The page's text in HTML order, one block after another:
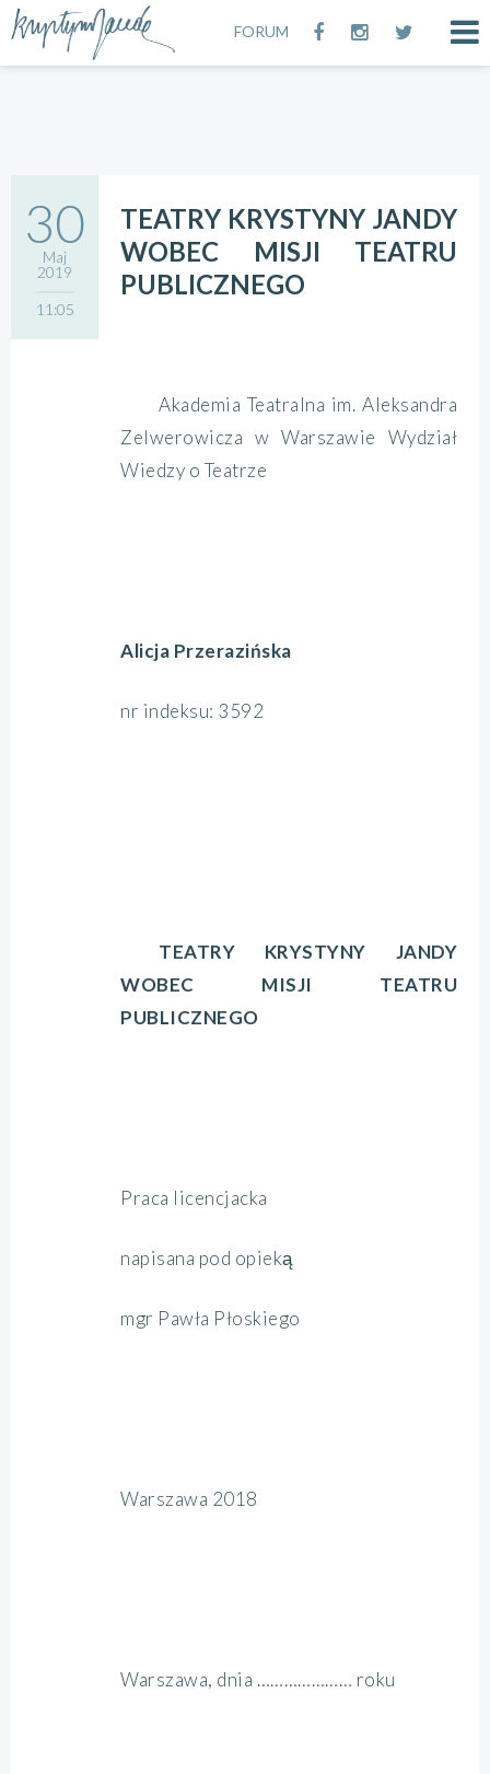
FORUM
30
Maj
2019
11:05
TEATRY KRYSTYNY JANDY
WOBEC MISJI TEATRU
PUBLICZNEGO
Akademia Teatralna im. Aleksandra
Zelwerowicza w Warszawie Wydział
Wiedzy o Teatrze
Alicja Przerazińska
nr indeksu: 3592
TEATRY KRYSTYNY JANDY
WOBEC MISJI TEATRU
PUBLICZNEGO
Praca licencjacka
napisana pod opieką
mgr Pawła Płoskiego
Warszawa 2018
Warszawa, dnia ………………… roku